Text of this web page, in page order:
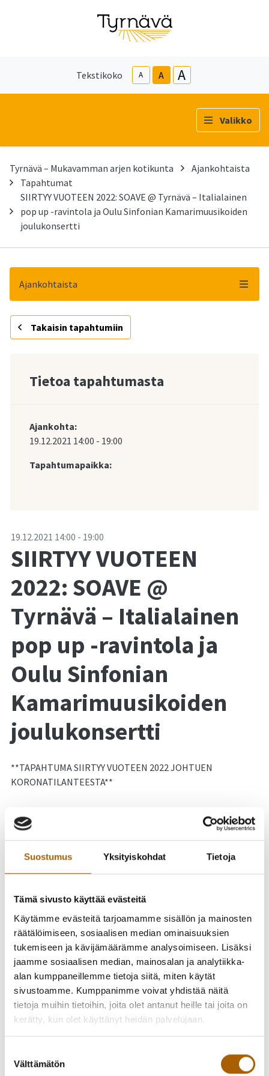
Suostumus Yksityiskohdat Tietoja
Tämä sivusto käyttää evästeitä
Käytämme evästeitä tarjoamamme sisällön ja mainosten
räätälöimiseen, sosiaalisen median ominaisuuksien
tukemiseen ja kävijämäärämme analysoimiseen. Lisäksi
jaamme sosiaalisen median, mainosalan ja analytiikka-
alan kumppaneillemme tietoja siitä, miten käytät
sivustoamme. Kumppanimme voivat yhdistää näitä
tietoja muihin tietoihin, joita olet antanut heille tai joita on
kerätty, kun olet käyttänyt heidän palvelujaan.
valinta
Välttämätön
Tekstikoko A A A
Valikko
Tyrnävä – Mukavamman arjen kotikunta
Ajankohtaista
Tapahtumat
SIIRTYY VUOTEEN 2022: SOAVE @ Tyrnävä – Italialainen
pop up -ravintola ja Oulu Sinfonian Kamarimuusikoiden
joulukonsertti
Ajankohtaista
Takaisin tapahtumiin
Tietoa tapahtumasta
Ajankohta:
19.12.2021 14:00 - 19:00
Tapahtumapaikka:
-19.12.2021 14:00 - 19:00
SIIRTYY VUOTEEN
2022: SOAVE @
Tyrnävä – Italialainen
pop up -ravintola ja
Oulu Sinfonian
Kamarimuusikoiden
joulukonsertti
**TAPAHTUMA SIIRTYY VUOTEEN 2022 JOHTUEN
KORONATILANTEESTA**
tiloissa järjestettävät joulunajan tapahtumat perutaan
koronatartuntojen ehkäisemiseksi alkaen Tyrnävän
Joulutorista lauantaina 11.12.2021.**
Kamarimuusikoiden upea joulukonsertti tarjoilevat
unohtumattoman illan Tyrnävän tunnelmallisella Meijerialueella
19.12.2021. Tule nauttimaan italialaisista mauista ja kokemaan
joulun taikaa!
Tapahtuma Facebookissa:
👉https://www.facebook.com/events/857118498330175/
Oulu Sinfonian Kamarimuusikoiden joulukonsertti